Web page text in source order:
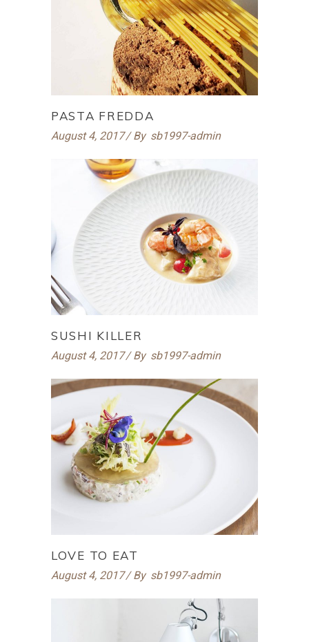
PASTA FREDDA
August 4, 2017 By sb1997-admin
SUSHI KILLER
August 4, 2017 By sb1997-admin
LOVE TO EAT
August 4, 2017 By sb1997-admin